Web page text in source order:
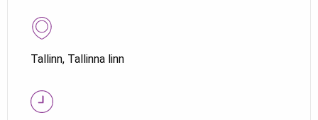
Tallinn, Tallinna linn